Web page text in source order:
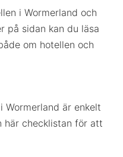
i Wormerland och
på sidan kan du läsa
om hotellen och
är enkelt
här checklistan för att